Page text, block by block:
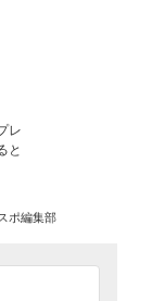
レ
と
ポ編集部